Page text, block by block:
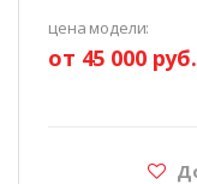
цена модели:
от 45 000 руб.